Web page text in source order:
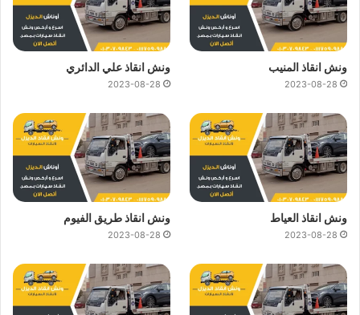
ونش انقاذ المنيب
2023-08-28
ونش انقاذ علي الدائري
2023-08-28
ونش انقاذ العياط
2023-08-28
ونش انقاذ طريق الفيوم
2023-08-28